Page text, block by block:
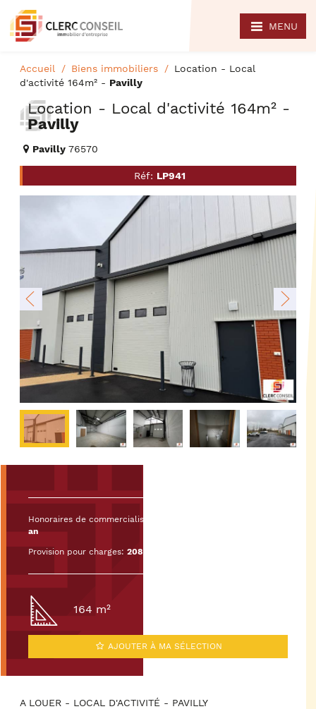
MENU
Accueil Biens immobiliers
Location - Local
d'activité 164m² - Pavilly
Location - Local d'activité 164m² -
Pavilly
Pavilly 76570
Réf: LP941
Honoraires de commercialisation :
an
Provision pour charges:208.33€ HT/mois
164 m²
AJOUTER À MA SÉLECTION
A LOUER - LOCAL D'ACTIVITÉ - PAVILLY